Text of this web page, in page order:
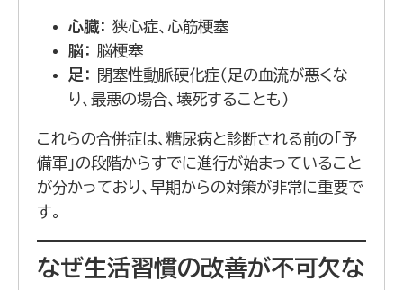
心臓： 狭心症、心筋梗塞
脳： 脳梗塞
足：
閉塞性動脈硬化症（足の血流が悪くな
り、最悪の場合、壊死することも）
これらの合併症は、糖尿病と診断される前の「予
備軍」の段階からすでに進行が始まっていること
が分かっており、早期からの対策が非常に重要で
す。
なぜ生活習慣の改善が不可欠な